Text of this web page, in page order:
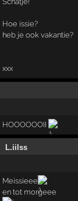
Hoe issie?
heb je ook vakantie?
xxx
HOOOOOOII
L.iilss
Meissieee
en tot morgeee